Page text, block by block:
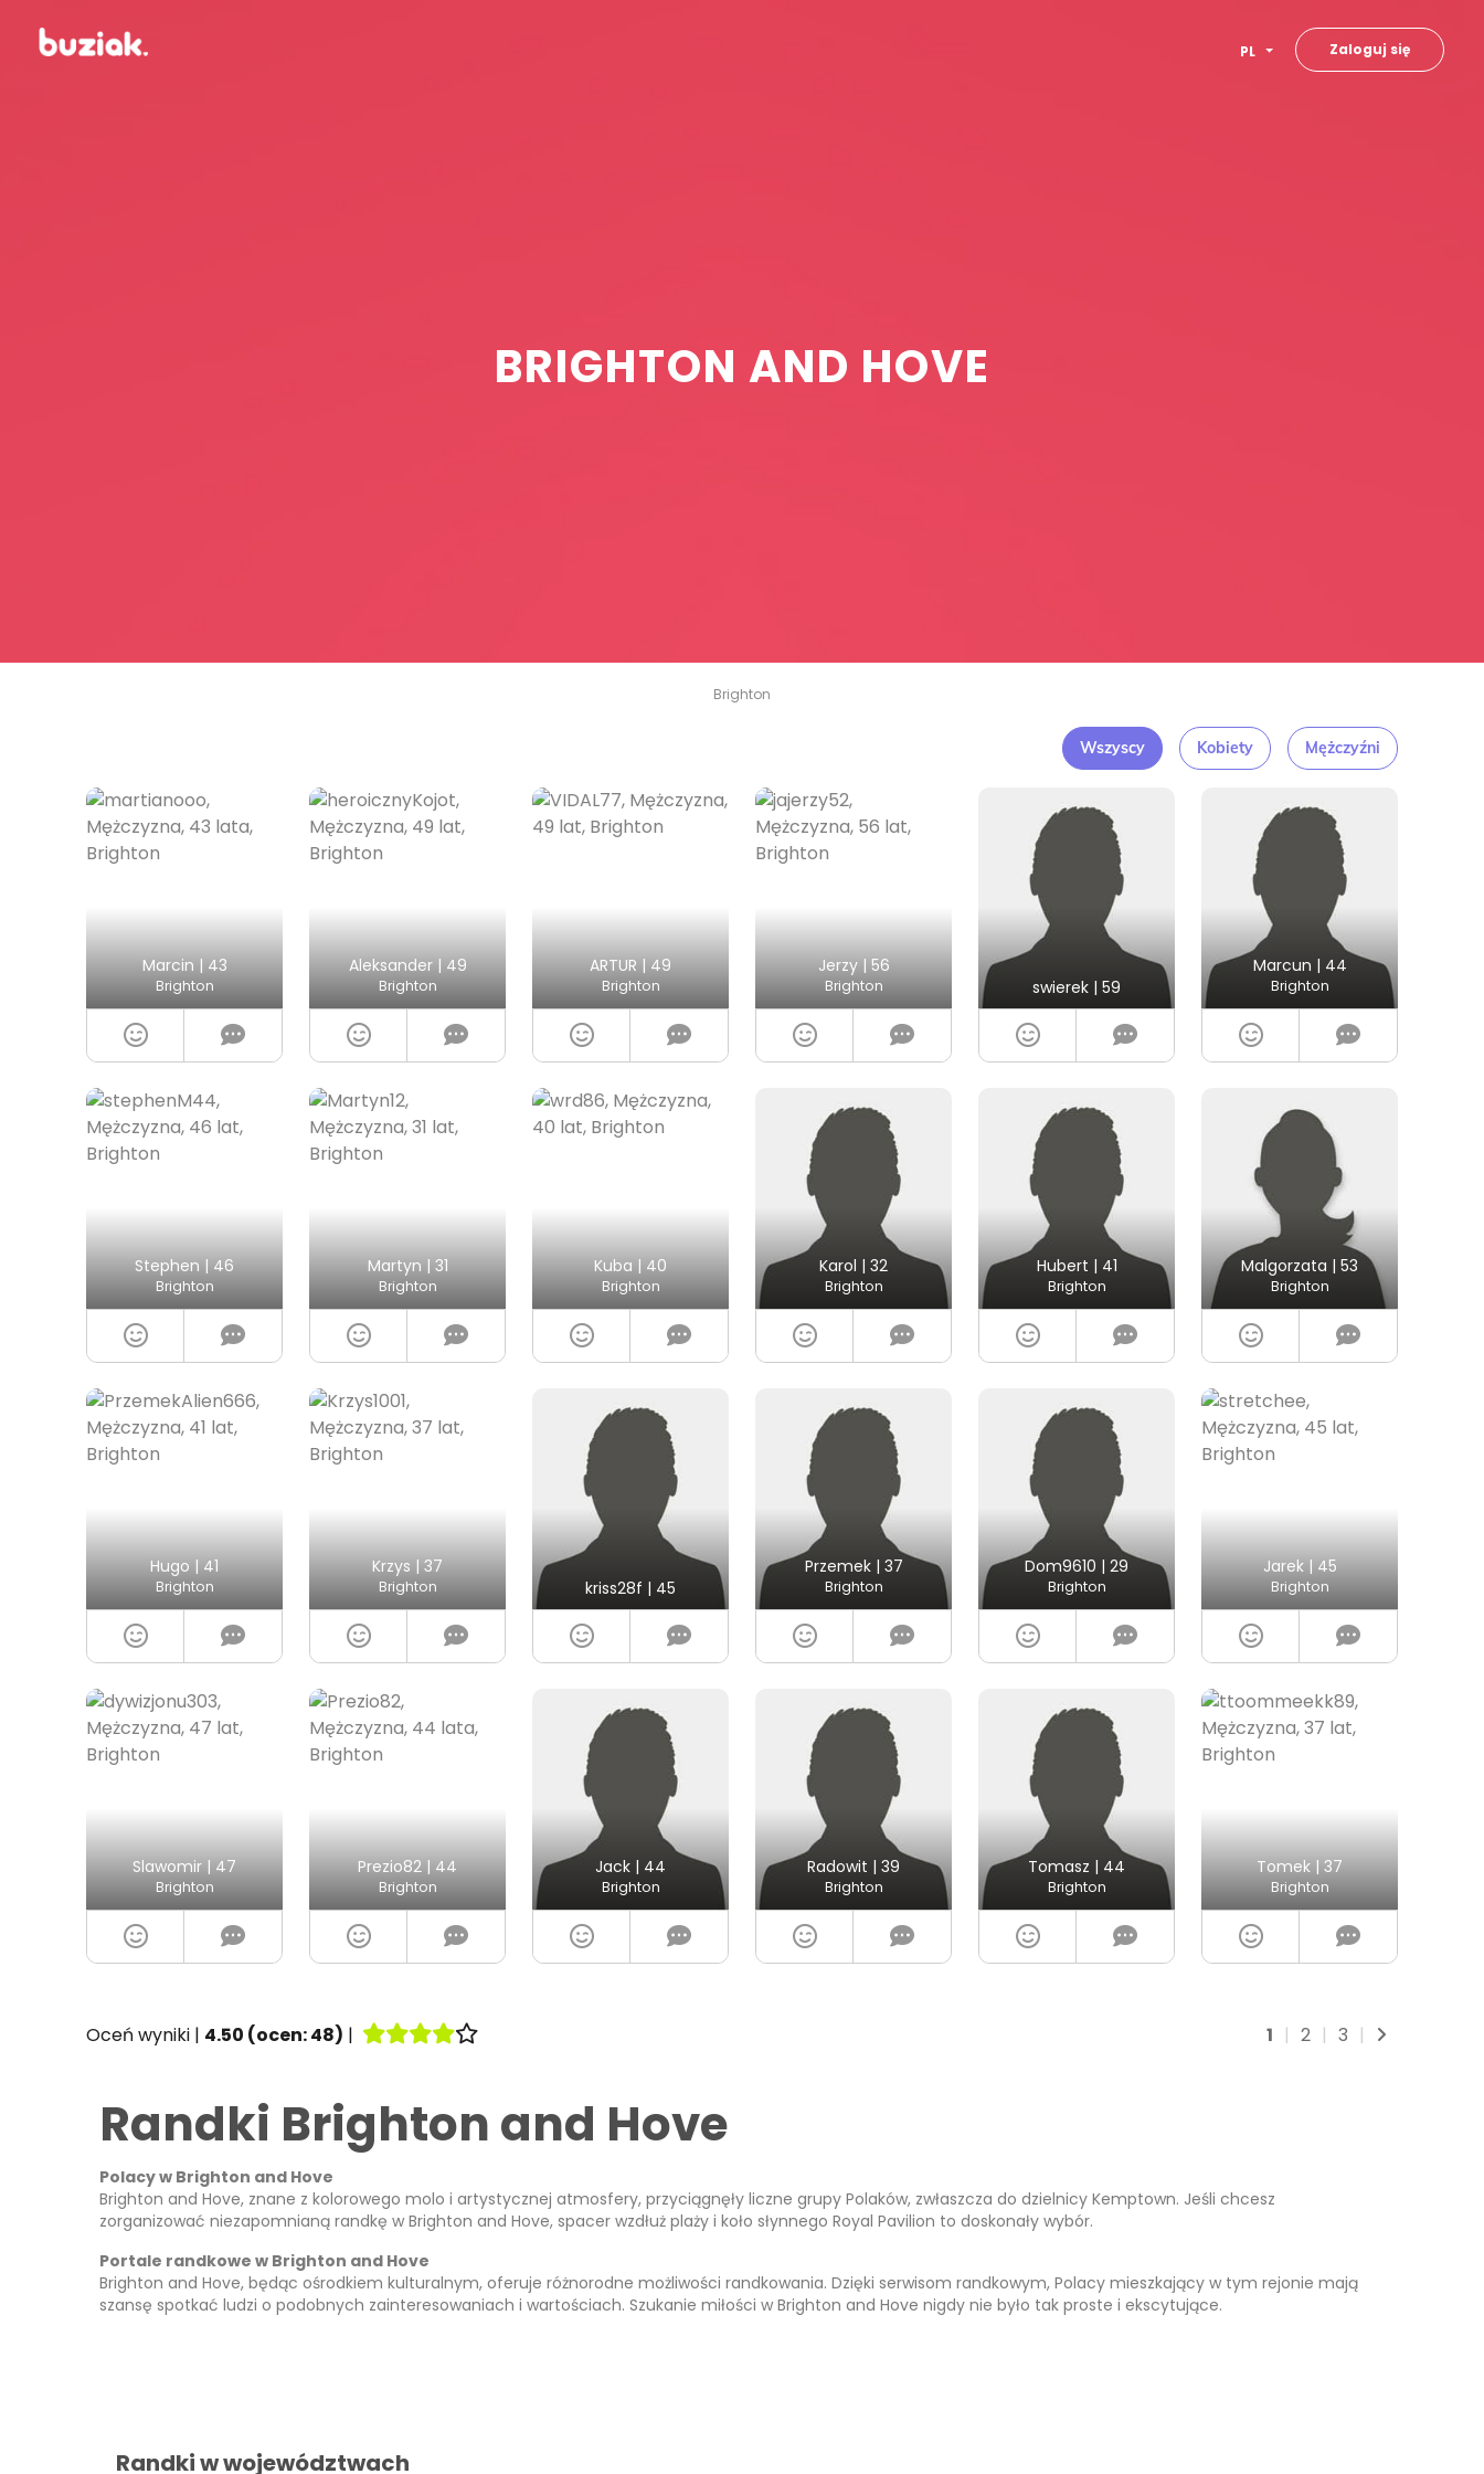
PL Zaloguj się
BRIGHTON AND HOVE
Brighton
Wszyscy Kobiety Mężczyźni
Marcin | 43
Brighton
Aleksander | 49
Brighton
ARTUR | 49
Brighton
Jerzy | 56
Brighton swierek | 59
Marcun | 44
Brighton
Stephen | 46
Brighton
Martyn | 31
Brighton
Kuba | 40
Brighton
Karol | 32
Brighton
Hubert | 41
Brighton
Malgorzata | 53
Brighton
Hugo | 41
Brighton
Krzys | 37
Brighton kriss28f | 45
Przemek | 37
Brighton
Dom9610 | 29
Brighton
Jarek | 45
Brighton
Slawomir | 47
Brighton
Prezio82 | 44
Brighton
Jack | 44
Brighton
Radowit | 39
Brighton
Tomasz | 44
Brighton
Tomek | 37
Brighton
Oceń wyniki | 4.50 (ocen:48) | 1 | 2 | 3 |
Randki Brighton and Hove
Polacy w Brighton and Hove
Brighton and Hove, znane z kolorowego molo i artystycznej atmosfery, przyciągnęły liczne grupy Polaków, zwłaszcza do dzielnicy Kemptown. Jeśli chcesz
zorganizować niezapomnianą randkę w Brighton and Hove, spacer wzdłuż plaży i koło słynnego Royal Pavilion to doskonały wybór.
Portale randkowe w Brighton and Hove
Brighton and Hove, będąc ośrodkiem kulturalnym, oferuje różnorodne możliwości randkowania. Dzięki serwisom randkowym, Polacy mieszkający w tym rejonie mają
szansę spotkać ludzi o podobnych zainteresowaniach i wartościach. Szukanie miłości w Brighton and Hove nigdy nie było tak proste i ekscytujące.
Randki w województwach